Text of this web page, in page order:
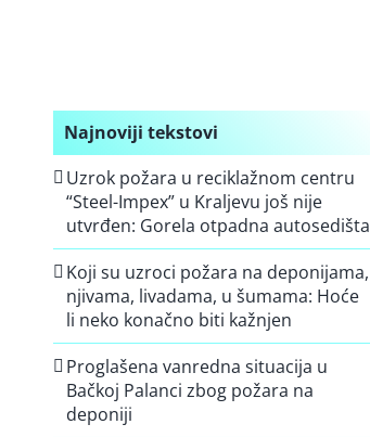
Najnoviji tekstovi
Uzrok požara u reciklažnom centru
“Steel-Impex” u Kraljevu još nije
utvrđen: Gorela otpadna autosedišta
Koji su uzroci požara na deponijama,
njivama, livadama, u šumama: Hoće
li neko konačno biti kažnjen
Proglašena vanredna situacija u
Bačkoj Palanci zbog požara na
deponiji